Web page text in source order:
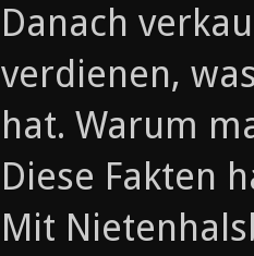
Danach
verdienen,
hat. Warum
Diese Fakten
Mit